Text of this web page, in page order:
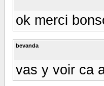
ok merci
bevanda
vas y voir ca